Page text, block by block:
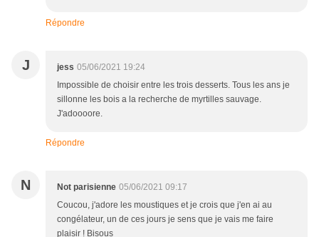
Répondre
J jess 05/06/2021 19:24
Impossible de choisir entre les trois desserts. Tous les ans je
sillonne les bois a la recherche de myrtilles sauvage.
J'adoooore.
Répondre
N Not parisienne 05/06/2021 09:17
Coucou, j'adore les moustiques et je crois que j'en ai au
congélateur, un de ces jours je sens que je vais me faire
plaisir ! Bisous